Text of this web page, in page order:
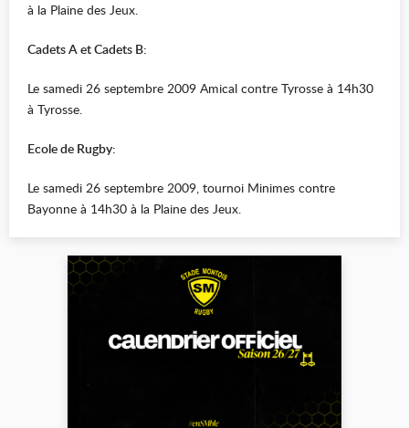
à la Plaine des Jeux.
Cadets A et Cadets B:
Le samedi 26 septembre 2009 Amical contre Tyrosse à 14h30
à Tyrosse.
Ecole de Rugby:
Le samedi 26 septembre 2009, tournoi Minimes contre
Bayonne à 14h30 à la Plaine des Jeux.